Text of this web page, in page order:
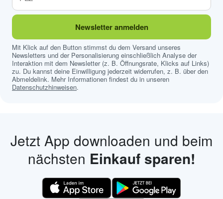
Newsletter anmelden
Mit Klick auf den Button stimmst du dem Versand unseres
Newsletters und der Personalisierung einschließlich Analyse der
Interaktion mit dem Newsletter (z. B. Öffnungsrate, Klicks auf Links)
zu. Du kannst deine Einwilligung jederzeit widerrufen, z. B. über den
Abmeldelink. Mehr Informationen findest du in unseren
Datenschutzhinweisen.
Jetzt App downloaden und beim
nächsten Einkauf sparen!